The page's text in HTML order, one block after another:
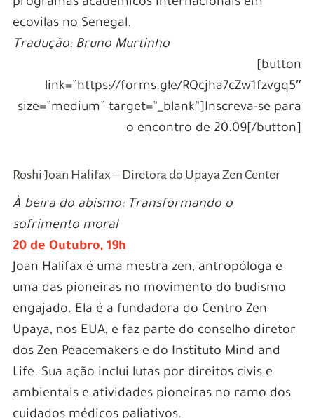
programas acadêmicos internacionais em
ecovilas no Senegal.
Tradução: Bruno Murtinho
[button
link=”https://forms.gle/RQcjha7cZw1fzvgq5″
size=”medium” target=”_blank”]Inscreva-se para
o encontro de 20.09[/button]
Roshi Joan Halifax – Diretora do Upaya Zen Center
À beira do abismo: Transformando o
sofrimento moral
20 de Outubro, 19h
Joan Halifax é uma mestra zen, antropóloga e
uma das pioneiras no movimento do budismo
engajado. Ela é a fundadora do Centro Zen
Upaya, nos EUA, e faz parte do conselho diretor
dos Zen Peacemakers e do Instituto Mind and
Life. Sua ação inclui lutas por direitos civis e
ambientais e atividades pioneiras no ramo dos